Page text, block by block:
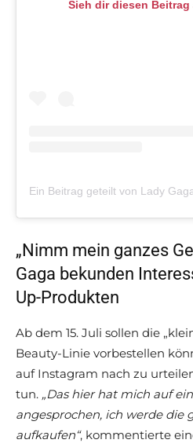
Sieh dir diesen
Ein Beitrag geteilt von Lady
„Nimm mein ganzes
Gaga bekunden
Up-Produkten
Ab dem 15. Juli sollen die
Beauty-Linie vorbestellen
auf Instagram nach zu
tun. „Das hier hat mich auf
angesprochen, ich werde die
aufkaufen“, kommentierte